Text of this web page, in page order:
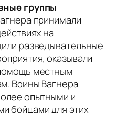
группы
принимали
на
разведывательные
оказывали
местным
Воины Вагнера
опытными и
бойцами для этих